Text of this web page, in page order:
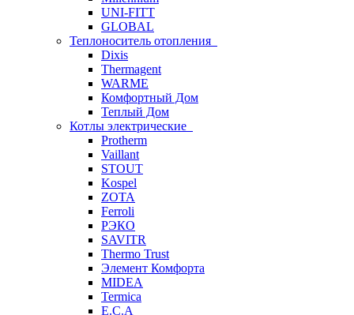
UNI-FITT
GLOBAL
Теплоноситель отопления
Dixis
Thermagent
WARME
Комфортный Дом
Теплый Дом
Котлы электрические
Protherm
Vaillant
STOUT
Kospel
ZOTA
Ferroli
РЭКО
SAVITR
Thermo Trust
Элемент Комфорта
MIDEA
Termica
E.C.A